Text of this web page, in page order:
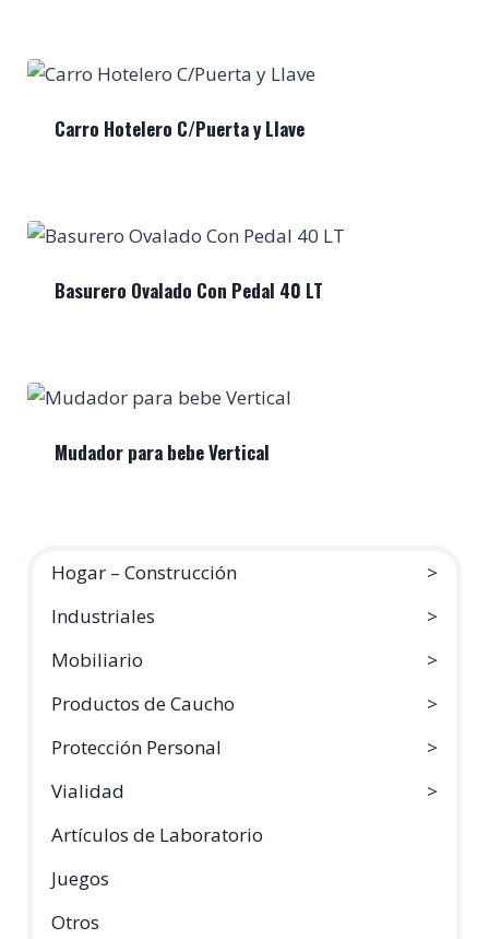
Carro Hotelero C/Puerta y Llave
Basurero Ovalado Con Pedal 40 LT
Mudador para bebe Vertical
Hogar – Construcción
Industriales
Mobiliario
Productos de Caucho
Protección Personal
Vialidad
Artículos de Laboratorio
Juegos
Otros